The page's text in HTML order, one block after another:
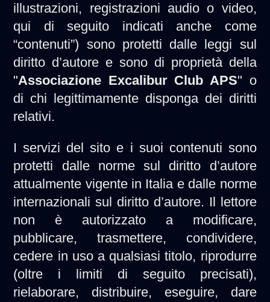
illustrazioni, registrazioni audio o video,
qui di seguito indicati anche come
“contenuti”) sono protetti dalle leggi sul
diritto d’autore e sono di proprietà della
"Associazione Excalibur Club APS" o
di chi legittimamente disponga dei diritti
relativi.
I servizi del sito e i suoi contenuti sono
protetti dalle norme sul diritto d’autore
attualmente vigente in Italia e dalle norme
internazionali sul diritto d’autore. Il lettore
non è autorizzato a modificare,
pubblicare, trasmettere, condividere,
cedere in uso a qualsiasi titolo, riprodurre
(oltre i limiti di seguito precisati),
rielaborare, distribuire, eseguire, dare